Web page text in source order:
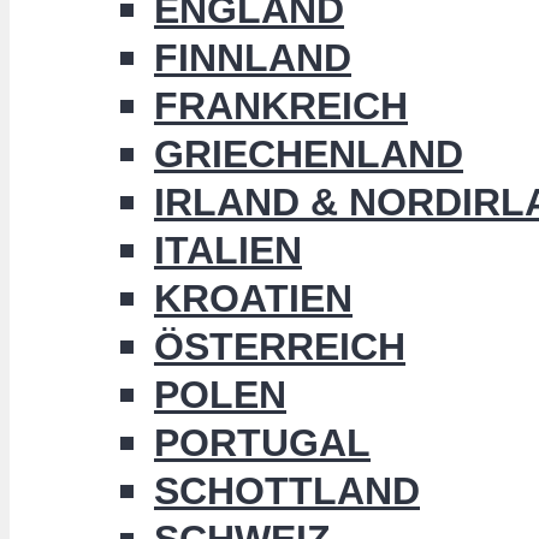
ENGLAND
FINNLAND
FRANKREICH
GRIECHENLAND
IRLAND &
ITALIEN
KROATIEN
ÖSTERREICH
POLEN
PORTUGAL
SCHOTTLAND